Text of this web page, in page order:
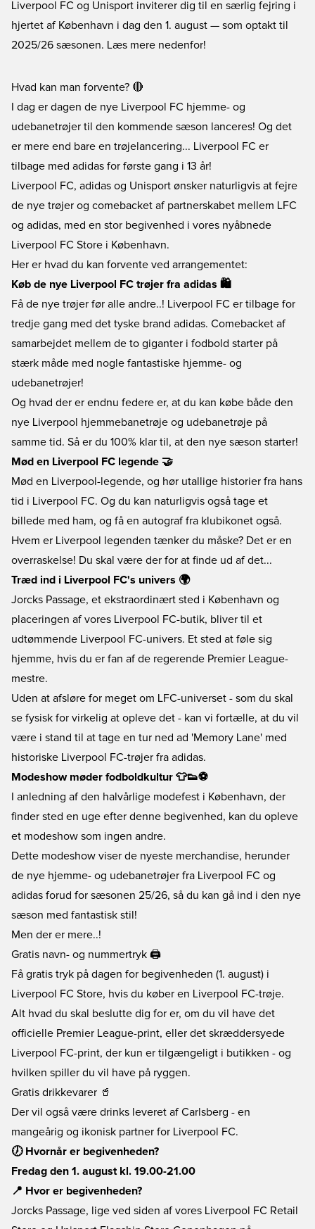
Liverpool FC og Unisport inviterer dig til en særlig fejring i
hjertet af København i dag den 1. august — som optakt til
2025/26 sæsonen. Læs mere nedenfor!
Hvad kan man forvente? 🔴
I dag er dagen de nye Liverpool FC hjemme- og
udebanetrøjer til den kommende sæson lanceres! Og det
er mere end bare en trøjelancering... Liverpool FC er
tilbage med adidas for første gang i 13 år!
Liverpool FC, adidas og Unisport ønsker naturligvis at fejre
de nye trøjer og comebacket af partnerskabet mellem LFC
og adidas, med en stor begivenhed i vores nyåbnede
Liverpool FC Store i København.
Her er hvad du kan forvente ved arrangementet:
Køb de nye Liverpool FC trøjer fra adidas 🛍️
Få de nye trøjer før alle andre..! Liverpool FC er tilbage for
tredje gang med det tyske brand adidas. Comebacket af
samarbejdet mellem de to giganter i fodbold starter på
stærk måde med nogle fantastiske hjemme- og
udebanetrøjer!
Og hvad der er endnu federe er, at du kan købe både den
nye Liverpool hjemmebanetrøje og udebanetrøje på
samme tid. Så er du 100% klar til, at den nye sæson starter!
Mød en Liverpool FC legende 🤝
Mød en Liverpool-legende, og hør utallige historier fra hans
tid i Liverpool FC. Og du kan naturligvis også tage et
billede med ham, og få en autograf fra klubikonet også.
Hvem er Liverpool legenden tænker du måske? Det er en
overraskelse! Du skal være der for at finde ud af det...
Træd ind i Liverpool FC's univers 🌍
Jorcks Passage, et ekstraordinært sted i København og
placeringen af vores Liverpool FC-butik, bliver til et
udtømmende Liverpool FC-univers. Et sted at føle sig
hjemme, hvis du er fan af de regerende Premier League-
mestre.
Uden at afsløre for meget om LFC-universet - som du skal
se fysisk for virkelig at opleve det - kan vi fortælle, at du vil
være i stand til at tage en tur ned ad 'Memory Lane' med
historiske Liverpool FC-trøjer fra adidas.
Modeshow møder fodboldkultur 👕👟⚽
I anledning af den halvårlige modefest i København, der
finder sted en uge efter denne begivenhed, kan du opleve
et modeshow som ingen andre.
Dette modeshow viser de nyeste merchandise, herunder
de nye hjemme- og udebanetrøjer fra Liverpool FC og
adidas forud for sæsonen 25/26, så du kan gå ind i den nye
sæson med fantastisk stil!
Men der er mere..!
Gratis navn- og nummertryk 🖨️
Få gratis tryk på dagen for begivenheden (1. august) i
Liverpool FC Store, hvis du køber en Liverpool FC-trøje.
Alt hvad du skal beslutte dig for er, om du vil have det
officielle Premier League-print, eller det skræddersyede
Liverpool FC-print, der kun er tilgængeligt i butikken - og
hvilken spiller du vil have på ryggen.
Gratis drikkevarer 🥤
Der vil også være drinks leveret af Carlsberg - en
mangeårig og ikonisk partner for Liverpool FC.
🕖 Hvornår er begivenheden?
Fredag den 1. august kl. 19.00-21.00
📍 Hvor er begivenheden?
Jorcks Passage, lige ved siden af vores Liverpool FC Retail